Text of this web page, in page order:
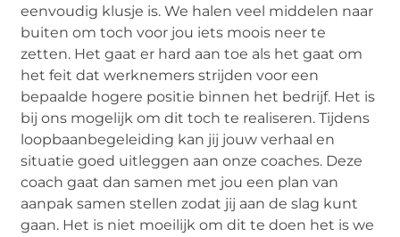
eenvoudig klusje is. We halen veel middelen naar
buiten om toch voor jou iets moois neer te
zetten. Het gaat er hard aan toe als het gaat om
het feit dat werknemers strijden voor een
bepaalde hogere positie binnen het bedrijf. Het is
bij ons mogelijk om dit toch te realiseren. Tijdens
loopbaanbegeleiding kan jij jouw verhaal en
situatie goed uitleggen aan onze coaches. Deze
coach gaat dan samen met jou een plan van
aanpak samen stellen zodat jij aan de slag kunt
gaan. Het is niet moeilijk om dit te doen het is we